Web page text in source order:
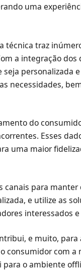
uma
técnica traz
a integração dos
personalizada
necessidades,
do
Esses
uma maior
canais para
e utilize as
interessados
e muito, para
consumidor com a
para o ambiente